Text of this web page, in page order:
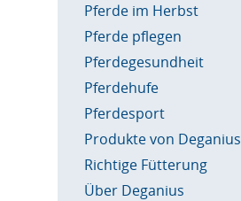
Pferde im Herbst
Pferde pflegen
Pferdegesundheit
Pferdehufe
Pferdesport
Produkte von Deganius
Richtige Fütterung
Über Deganius